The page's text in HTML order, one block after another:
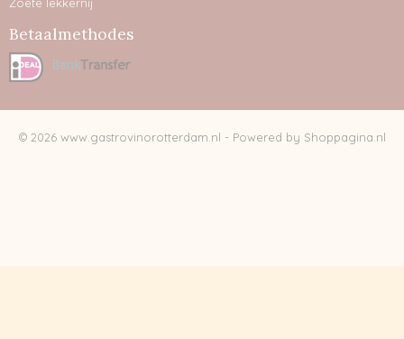
Betaalmethodes
© 2026 www.gastrovinorotterdam.nl - Powered by Shoppagina.nl